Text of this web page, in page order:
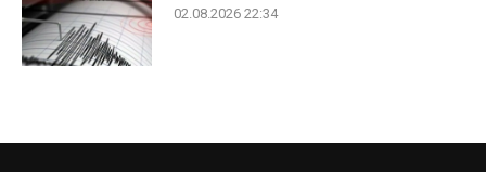
02.08.2026 22:34